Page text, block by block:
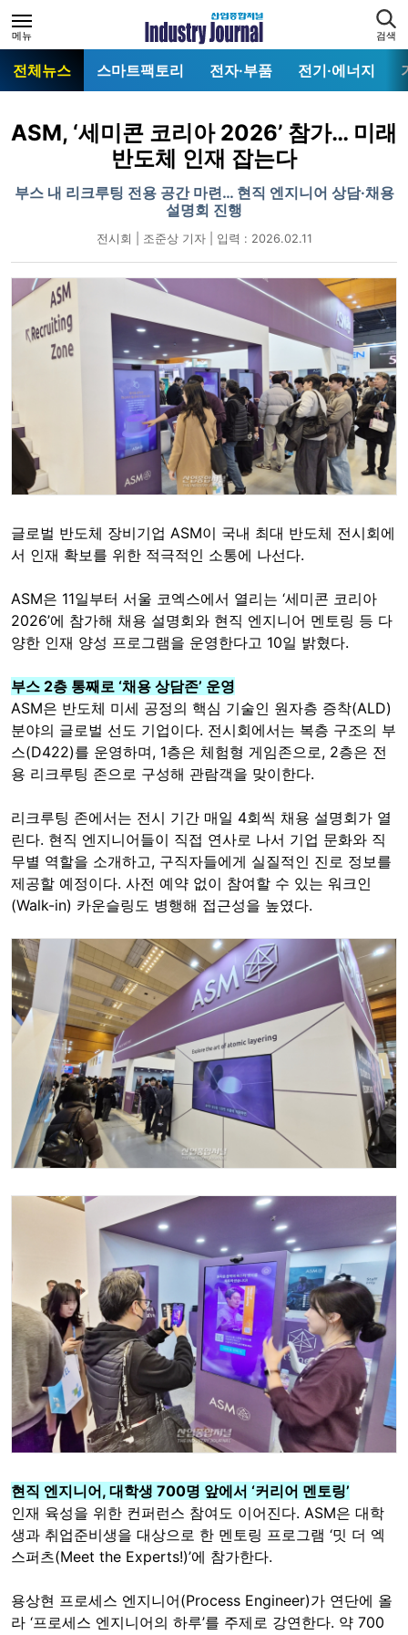
메뉴 검색
전체뉴스 스마트팩토리 전자·부품 전기·에너지
ASM, ‘세미콘 코리아 2026’ 참가… 미래
반도체 인재 잡는다
부스 내 리크루팅 전용 공간 마련… 현직 엔지니어 상담·채용
설명회 진행
전시회 | 조준상 기자 | 입력 : 2026.02.11
글로벌 반도체 장비기업 ASM이 국내 최대 반도체 전시회에
서 인재 확보를 위한 적극적인 소통에 나선다.
ASM은 11일부터 서울 코엑스에서 열리는 ‘세미콘 코리아
2026’에 참가해 채용 설명회와 현직 엔지니어 멘토링 등 다
양한 인재 양성 프로그램을 운영한다고 10일 밝혔다.
부스 2층 통째로 ‘채용 상담존’ 운영
ASM은 반도체 미세 공정의 핵심 기술인 원자층 증착(ALD)
분야의 글로벌 선도 기업이다. 전시회에서는 복층 구조의 부
스(D422)를 운영하며, 1층은 체험형 게임존으로, 2층은 전
용 리크루팅 존으로 구성해 관람객을 맞이한다.
리크루팅 존에서는 전시 기간 매일 4회씩 채용 설명회가 열
린다. 현직 엔지니어들이 직접 연사로 나서 기업 문화와 직
무별 역할을 소개하고, 구직자들에게 실질적인 진로 정보를
제공할 예정이다. 사전 예약 없이 참여할 수 있는 워크인
(Walk-in) 카운슬링도 병행해 접근성을 높였다.
현직 엔지니어, 대학생 700명 앞에서 ‘커리어 멘토링’
인재 육성을 위한 컨퍼런스 참여도 이어진다. ASM은 대학
생과 취업준비생을 대상으로 한 멘토링 프로그램 ‘밋 더 엑
스퍼츠(Meet the Experts!)’에 참가한다.
용상현 프로세스 엔지니어(Process Engineer)가 연단에 올
라 ‘프로세스 엔지니어의 하루’를 주제로 강연한다. 약 700